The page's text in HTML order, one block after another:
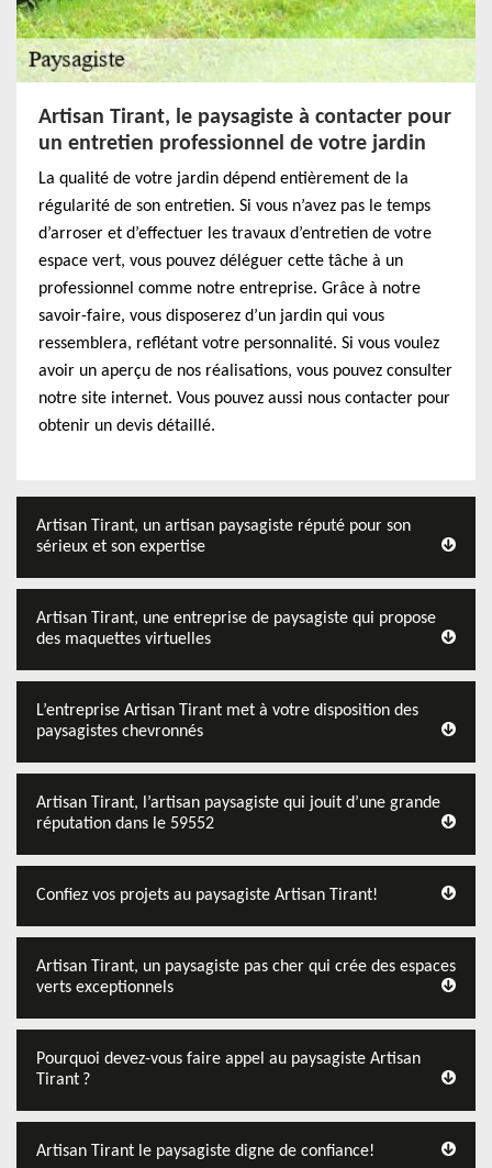
Artisan Tirant, le paysagiste à contacter pour
un entretien professionnel de votre jardin
La qualité de votre jardin dépend entièrement de la
régularité de son entretien. Si vous n’avez pas le temps
d’arroser et d’effectuer les travaux d’entretien de votre
espace vert, vous pouvez déléguer cette tâche à un
professionnel comme notre entreprise. Grâce à notre
savoir-faire, vous disposerez d’un jardin qui vous
ressemblera, reflétant votre personnalité. Si vous voulez
avoir un aperçu de nos réalisations, vous pouvez consulter
notre site internet. Vous pouvez aussi nous contacter pour
obtenir un devis détaillé.
Artisan Tirant, un artisan paysagiste réputé pour son
sérieux et son expertise
Artisan Tirant, une entreprise de paysagiste qui propose
des maquettes virtuelles
L’entreprise Artisan Tirant met à votre disposition des
paysagistes chevronnés
Artisan Tirant, l’artisan paysagiste qui jouit d’une grande
réputation dans le 59552
Confiez vos projets au paysagiste Artisan Tirant!
Artisan Tirant, un paysagiste pas cher qui crée des espaces
verts exceptionnels
Pourquoi devez-vous faire appel au paysagiste Artisan
Tirant ?
Artisan Tirant le paysagiste digne de confiance!